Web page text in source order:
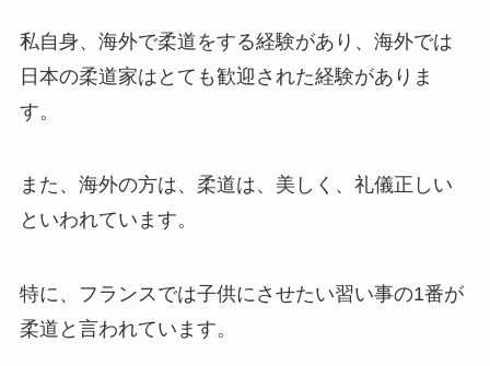
私自身、海外で柔道をする経験があり、海外では
日本の柔道家はとても歓迎された経験がありま
す。
また、海外の方は、柔道は、美しく、礼儀正しい
といわれています。
特に、フランスでは子供にさせたい習い事の1番が
柔道と言われています。